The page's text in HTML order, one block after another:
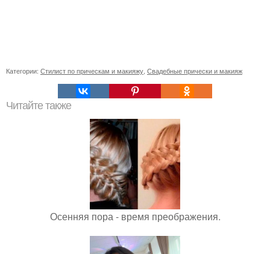
Категории: Стилист по прическам и макияжу Свадебные прически и макияж
Читайте также
Осенняя пора - время преображения.